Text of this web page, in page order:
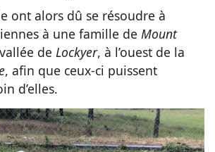
ont alors dû se résoudre à
à une famille de Mount
de Lockyer, à l’ouest de la
, afin que ceux-ci puissent
d’elles.